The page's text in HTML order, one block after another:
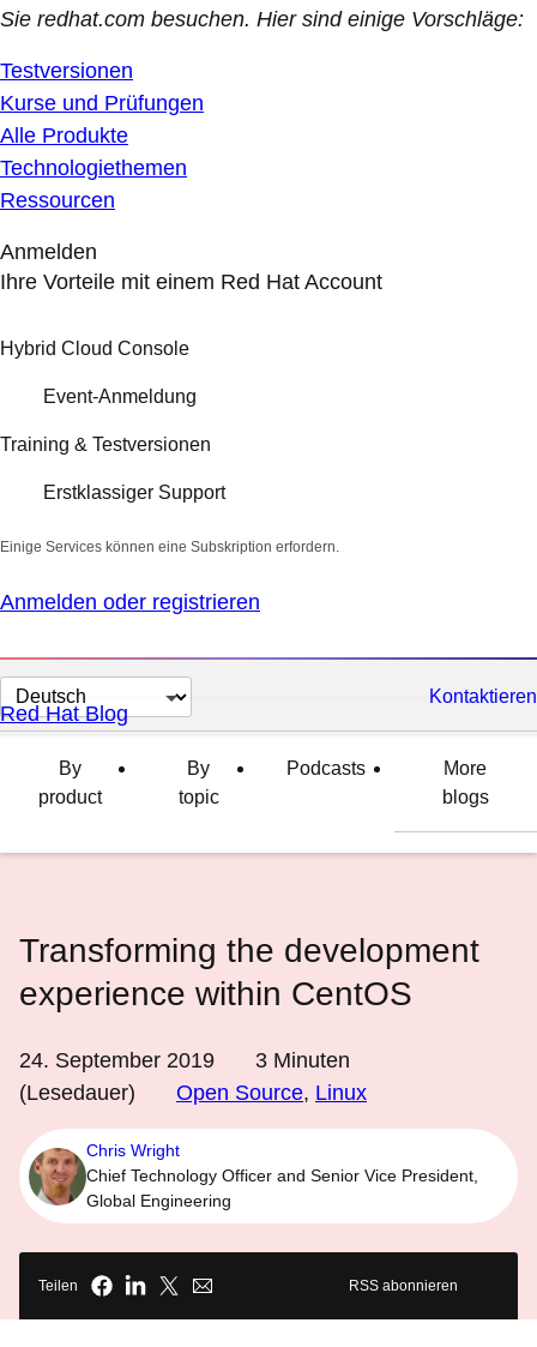
Sie redhat.com besuchen. Hier sind einige Vorschläge:
Testversionen
Kurse und Prüfungen
Alle Produkte
Technologiethemen
Ressourcen
Anmelden
Ihre Vorteile mit einem Red Hat Account
Hybrid Cloud Console
Event-Anmeldung
Training & Testversionen
Erstklassiger Support
Einige Services können eine Subskription erfordern.
Anmelden oder registrieren
Sprache
auswählen
Kontaktieren
Red Hat Blog
By
product
By
topic
Podcasts
More
blogs
Transforming the development
experience within CentOS
24. September 2019 3 Minuten
(Lesedauer)
Open Source, Linux
Chris Wright
Chief Technology Officer and Senior Vice President,
Global Engineering
Teilen RSS abonnieren